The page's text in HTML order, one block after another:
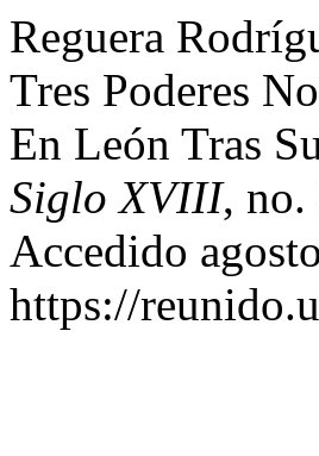
Reguera
Tres Poderes
En León Tras
Siglo XVIII, no.
Accedido
https://